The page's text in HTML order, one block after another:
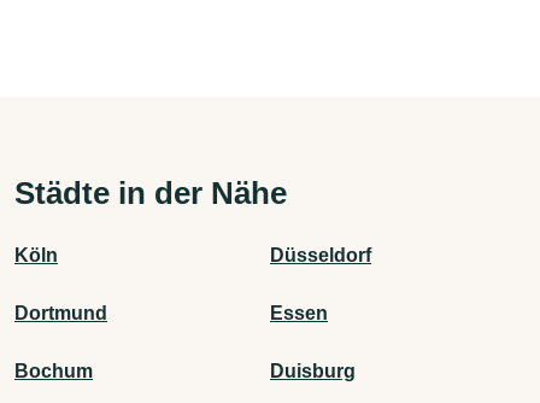
Städte in der Nähe
Köln Düsseldorf
Dortmund Essen
Bochum Duisburg